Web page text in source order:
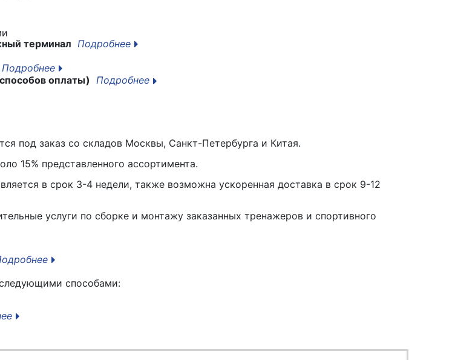
терминал Подробнее
Подробнее
оплаты) Подробнее
под заказ со складов Москвы, Санкт-Петербурга и Китая.
15% представленного ассортимента.
в срок 3-4 недели, также возможна ускоренная доставка в срок 9-12
услуги по сборке и монтажу заказанных тренажеров и спортивного
способами: